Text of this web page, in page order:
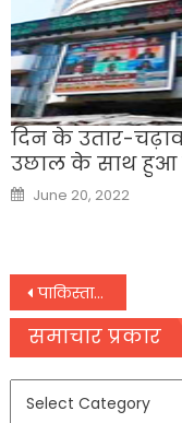
दिन के उतार-
उछाल के साथ हुआ
Posted
on
June 20, 2022
Post
navigation
पाकिस्तान सरकार और आतंकी संगठन TTP के बीच हुआ समझौता
समाचार प्रकार
समाचार